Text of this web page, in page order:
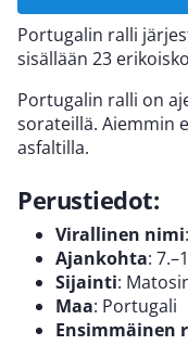
Portugalin ralli
sisällään 23
Portugalin ralli on
sorateillä. Aiemmin
asfaltilla.
Perustiedot:
Virallinen nimi
Ajankohta:
Sijainti:
Maa: Portugali
Ensimmäinen